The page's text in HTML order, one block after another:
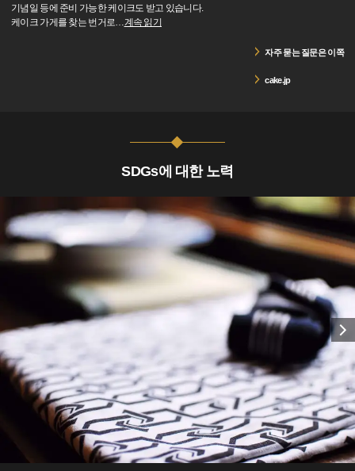
기념일 등에 준비 가능한 케이크도 받고 있습니다.
케이크 가게를 찾는 번거로
계속 읽기
자주 묻는 질문은 이쪽
cake.jp
SDGs에 대한 노력